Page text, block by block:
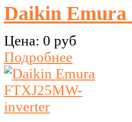
Daikin
Цена: 0 руб
Подробнее